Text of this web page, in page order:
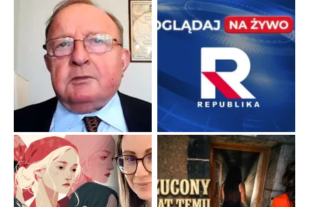
Duchowa apteczka bez teologicznych podróbek
Instrukcja obsługi łaski z ominięciem duchowych skrótów.
Popularne